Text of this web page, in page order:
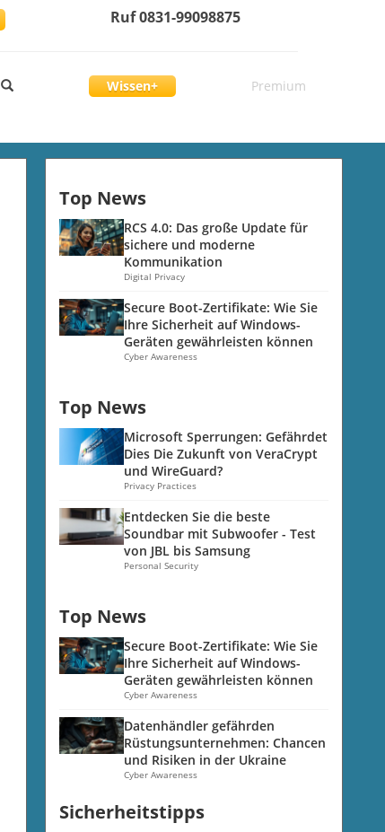
Ruf 0831-99098875
Wissen+ Premium
Top News
RCS 4.0: Das große Update für
sichere und moderne
Kommunikation
Digital Privacy
Secure Boot-Zertifikate: Wie Sie
Ihre Sicherheit auf Windows-
Geräten gewährleisten können
Cyber Awareness
Top News
Microsoft Sperrungen: Gefährdet
Dies Die Zukunft von VeraCrypt
und WireGuard?
Privacy Practices
Entdecken Sie die beste
Soundbar mit Subwoofer - Test
von JBL bis Samsung
Personal Security
Top News
Secure Boot-Zertifikate: Wie Sie
Ihre Sicherheit auf Windows-
Geräten gewährleisten können
Cyber Awareness
Datenhändler gefährden
Rüstungsunternehmen: Chancen
und Risiken in der Ukraine
Cyber Awareness
Sicherheitstipps